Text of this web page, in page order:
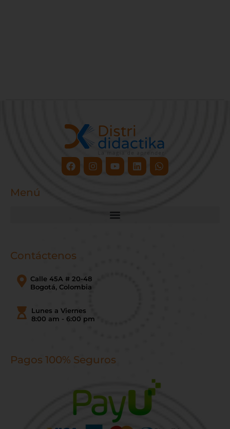
FacebookInstagram
YoutubeLinkedinWhatsapp
Menú
Contáctenos
Calle 45A # 20-48
Bogotá, Colombia
Lunes a Viernes
8:00 am - 6:00 pm
Pagos 100% Seguros